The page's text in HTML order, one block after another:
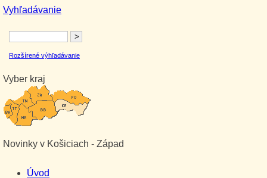
Vyhľadávanie
Rozšírené výhľadávanie
Vyber kraj
Novinky v Košiciach - Západ
Úvod